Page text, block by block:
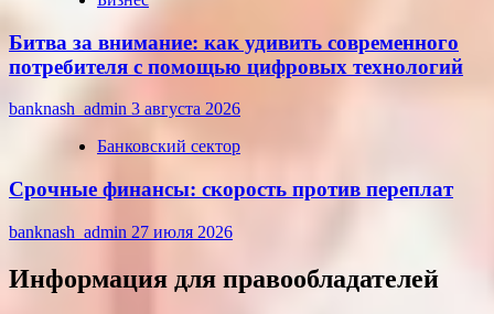
Битва за внимание: как удивить современного
потребителя с помощью цифровых технологий
banknash_admin 3 августа 2026
Банковский сектор
Срочные финансы: скорость против переплат
banknash_admin 27 июля 2026
Информация для правообладателей